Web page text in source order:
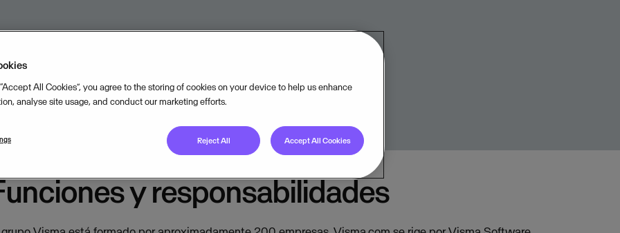
cómo Visma trata sus datos personales cuando visita nuestro sitio web.
28.
y responsabilidades
All Cookies”, you agree to the storing of cookies on your device to help us enhance
analyse site usage, and conduct our marketing efforts.
Reject All Accept All Cookies